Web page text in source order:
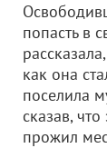
попасть в
как она
поселила
сказав,
прожил